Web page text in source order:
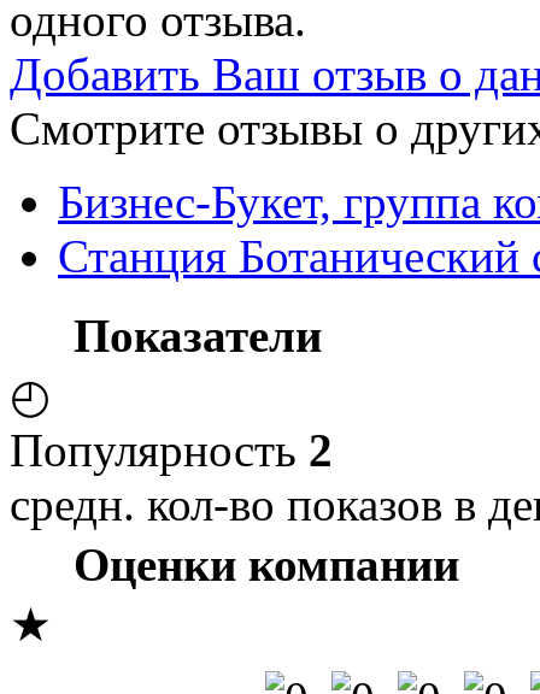
одного отзыва.
Добавить Ваш отзыв о
Смотрите отзывы о
Бизнес-Букет, группа
Станция Ботанический
Показатели
◴
Популярность 2
средн. кол-во показов в
Оценки компании
★